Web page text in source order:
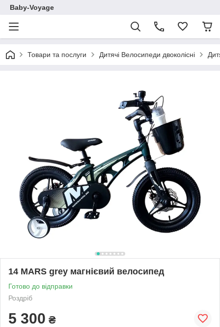
Baby-Voyage
Товари та послуги Дитячі Велосипеди двоколісні
14 MARS grey магнієвий велосипед
Готово до відправки
Роздріб
5 300 ₴